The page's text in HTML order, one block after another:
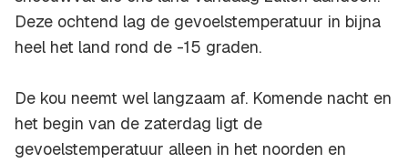
Deze ochtend lag de gevoelstemperatuur in bijna
heel het land rond de -15 graden.
De kou neemt wel langzaam af. Komende nacht en
het begin van de zaterdag ligt de
gevoelstemperatuur alleen in het noorden en